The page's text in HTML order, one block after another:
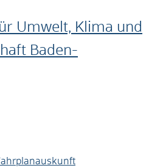
Umwelt, Klima und
Baden-